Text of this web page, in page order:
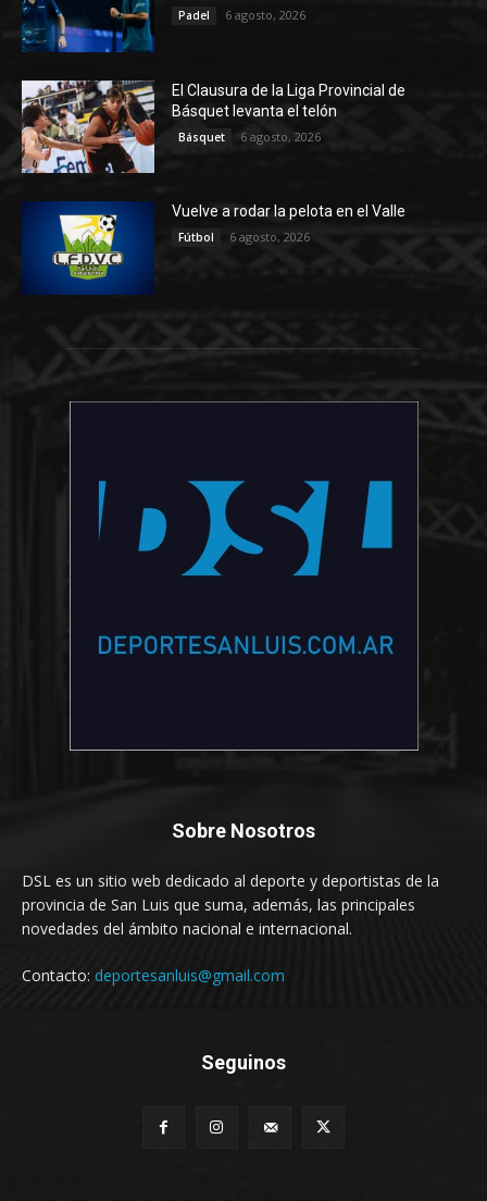
Padel 6 agosto, 2026
El Clausura de la Liga Provincial de
Básquet levanta el telón
Básquet 6 agosto, 2026
Vuelve a rodar la pelota en el Valle
Fútbol 6 agosto, 2026
Sobre Nosotros
DSL es un sitio web dedicado al deporte y deportistas de la
provincia de San Luis que suma, además, las principales
novedades del ámbito nacional e internacional.
Contacto: deportesanluis@gmail.com
Seguinos